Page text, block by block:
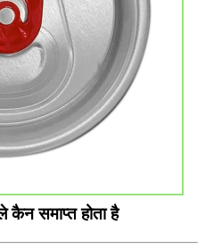
समाप्त होता है